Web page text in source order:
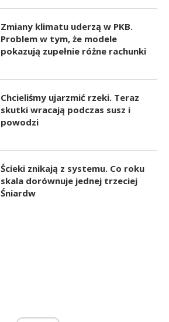
Zmiany klimatu uderzą w PKB.
Problem w tym, że modele
pokazują zupełnie różne rachunki
Chcieliśmy ujarzmić rzeki. Teraz
skutki wracają podczas susz i
powodzi
Ścieki znikają z systemu. Co roku
skala dorównuje jednej trzeciej
Śniardw